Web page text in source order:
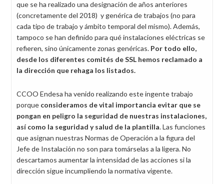
que se ha realizado una designación de años anteriores
(concretamente del 2018) y genérica de trabajos (no para
cada tipo de trabajo y ámbito temporal del mismo). Además,
tampoco se han definido para qué instalaciones eléctricas se
refieren, sino únicamente zonas genéricas. Por todo ello,
desde los diferentes comités de SSL hemos reclamado a
la dirección que rehaga los listados.
CCOO Endesa ha venido realizando este ingente trabajo
porque consideramos de vital importancia evitar que se
pongan en peligro la seguridad de nuestras instalaciones,
así como la seguridad y salud de la plantilla. Las funciones
que asignan nuestras Normas de Operación a la figura del
Jefe de Instalación no son para tomárselas a la ligera. No
descartamos aumentar la intensidad de las acciones si la
dirección sigue incumpliendo la normativa vigente.